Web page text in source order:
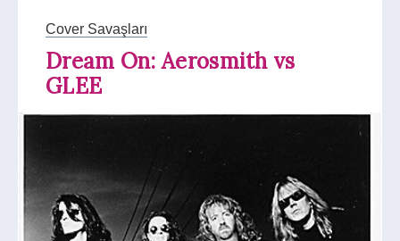
Cover Savaşları
Dream On: Aerosmith vs
GLEE